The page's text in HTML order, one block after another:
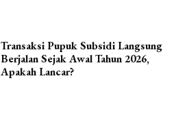
Transaksi Pupuk Subsidi Langsung
Berjalan Sejak Awal Tahun 2026,
Apakah Lancar?